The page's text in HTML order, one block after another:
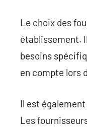
Le choix des
établissement.
besoins
en compte lors
Il est
Les